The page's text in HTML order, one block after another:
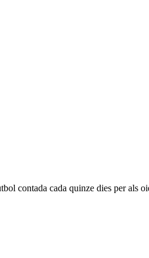
contada cada quinze dies per als